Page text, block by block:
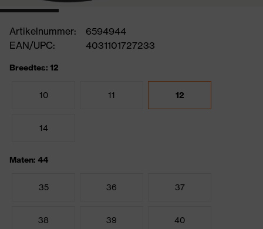
Artikelnummer:
6594944
EAN/UPC:
4031101727233
Breedtes: 12
10 11 12
14
Maten: 44
35 36 37
38 39 40